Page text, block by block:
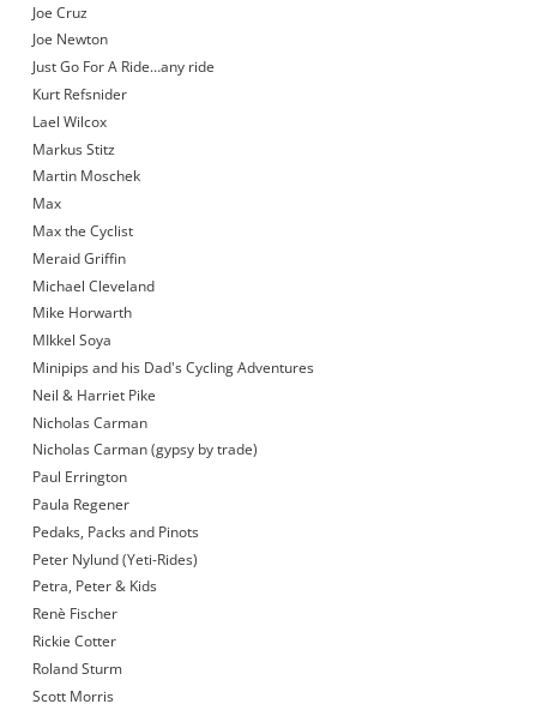
Joe Cruz
Joe Newton
Just Go For A Ride…any ride
Kurt Refsnider
Lael Wilcox
Markus Stitz
Martin Moschek
Max
Max the Cyclist
Meraid Griffin
Michael Cleveland
Mike Horwarth
MIkkel Soya
Minipips and his Dad's Cycling Adventures
Neil & Harriet Pike
Nicholas Carman
Nicholas Carman (gypsy by trade)
Paul Errington
Paula Regener
Pedaks, Packs and Pinots
Peter Nylund (Yeti-Rides)
Petra, Peter & Kids
Renè Fischer
Rickie Cotter
Roland Sturm
Scott Morris